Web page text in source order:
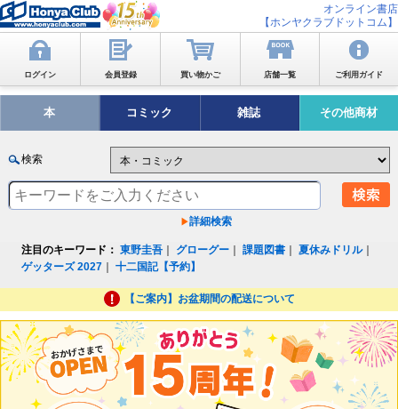
オンライン書店
【ホンヤクラブドットコム】
ログイン 会員登録 買い物かご 店舗一覧 ご利用ガイド
本 コミック 雑誌 その他商材
検索
詳細検索
注目のキーワード： 東野圭吾 グローグー ｜課題図書 ｜夏休みドリル｜
ゲッターズ 2027 ｜十二国記【予約】
【ご案内】お盆期間の配送について